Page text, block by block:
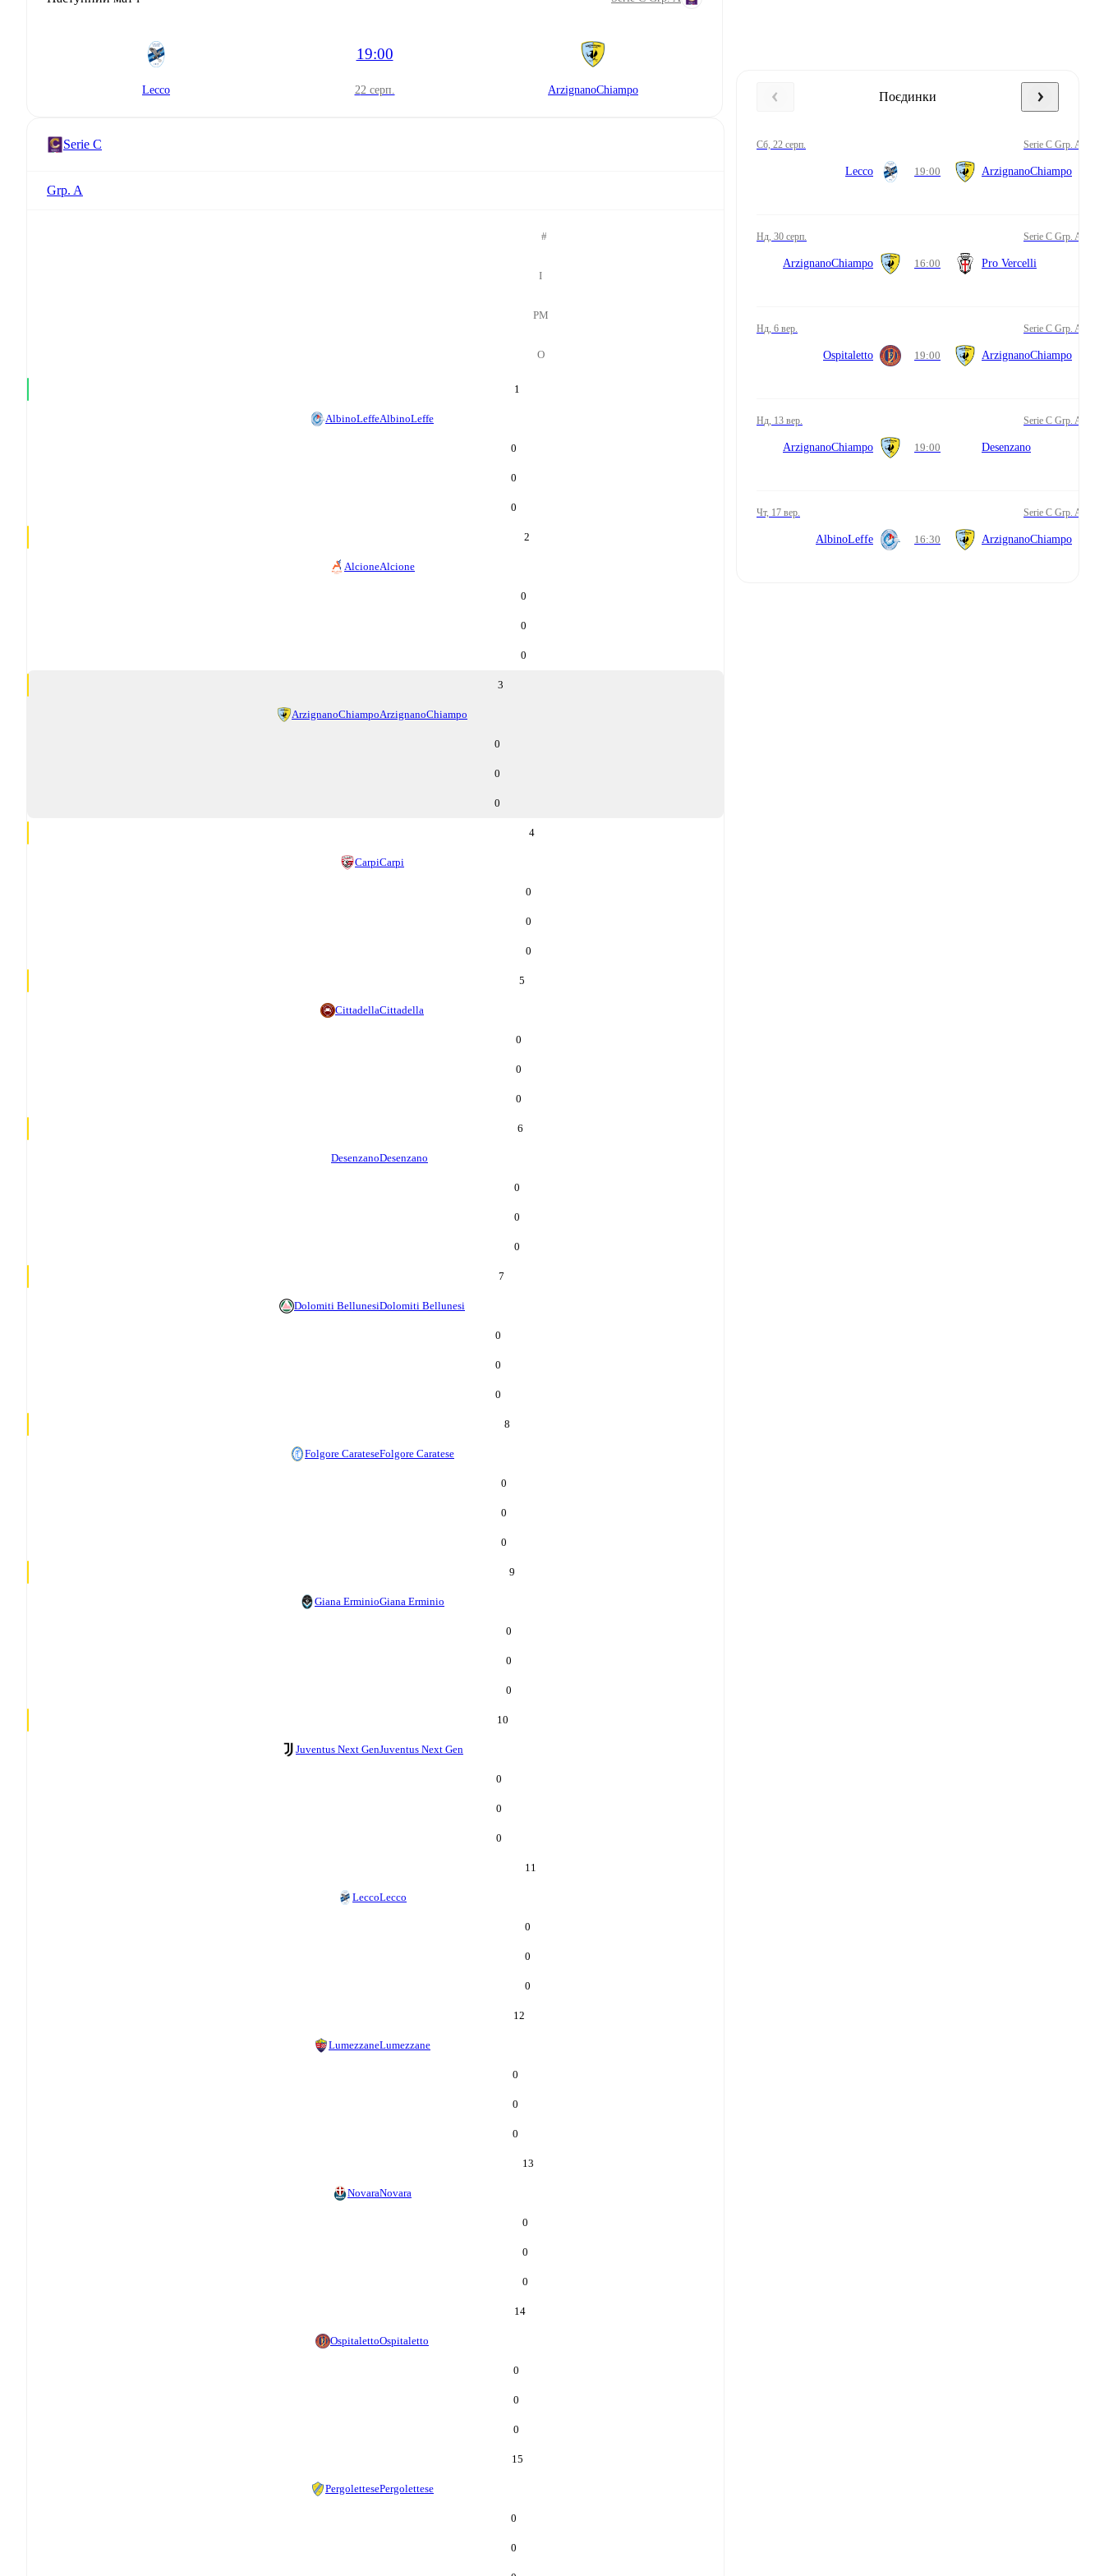
Lecco
19:00
22 серп. ArzignanoChiampo
Serie C
Grp. A
#
І
РМ
О
1
AlbinoLeffeAlbinoLeffe
0
0
0
2
AlcioneAlcione
0
0
0
3
ArzignanoChiampoArzignanoChiampo
0
0
0
4
CarpiCarpi
0
0
0
5
CittadellaCittadella
0
0
0
6
DesenzanoDesenzano
0
0
0
7
Dolomiti BellunesiDolomiti Bellunesi
0
0
0
8
Folgore CarateseFolgore Caratese
0
0
0
9
Giana ErminioGiana Erminio
0
0
0
10
Juventus Next GenJuventus Next Gen
0
0
0
11
LeccoLecco
0
0
0
12
LumezzaneLumezzane
0
0
0
13
NovaraNovara
0
0
0
14
OspitalettoOspitaletto
0
0
0
15
PergolettesePergolettese
0
0
Поєдинки
сб, 22 серп. Serie C Grp. A
Lecco 19:00 ArzignanoChiampo
нд, 30 серп. Serie C Grp. A
ArzignanoChiampo 16:00 Pro Vercelli
нд, 6 вер. Serie C Grp. A
Ospitaletto 19:00 ArzignanoChiampo
нд, 13 вер. Serie C Grp. A
ArzignanoChiampo 19:00 Desenzano
чт, 17 вер. Serie C Grp. A
AlbinoLeffe 16:30 ArzignanoChiampo